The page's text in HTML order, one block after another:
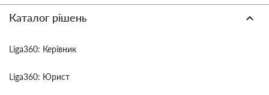
Каталог рішень
Liga360: Керівник
Liga360: Юрист